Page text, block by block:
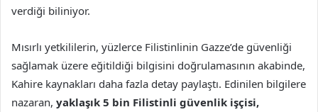
verdiği biliniyor.
Mısırlı yetkililerin, yüzlerce Filistinlinin Gazze’de güvenliği
sağlamak üzere eğitildiği bilgisini doğrulamasının akabinde,
Kahire kaynakları daha fazla detay paylaştı. Edinilen bilgilere
nazaran, yaklaşık 5 bin Filistinli güvenlik işçisi,